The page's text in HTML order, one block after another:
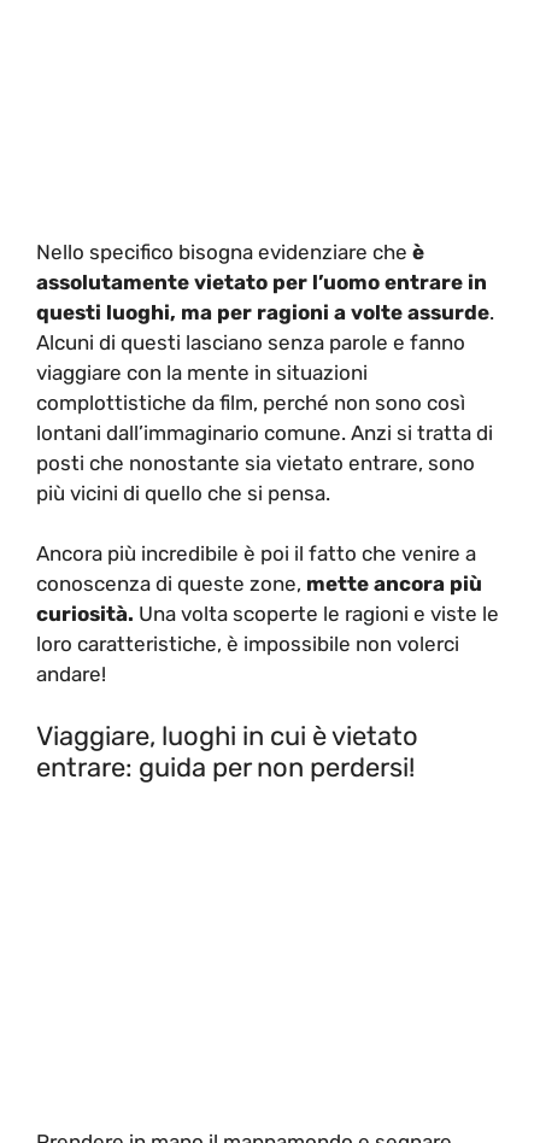
Nello specifico bisogna evidenziare che è
assolutamente vietato per l’uomo entrare in
questi luoghi, ma per ragioni a volte assurde.
Alcuni di questi lasciano senza parole e fanno
viaggiare con la mente in situazioni
complottistiche da film, perché non sono così
lontani dall’immaginario comune. Anzi si tratta di
posti che nonostante sia vietato entrare, sono
più vicini di quello che si pensa.
Ancora più incredibile è poi il fatto che venire a
conoscenza di queste zone, mette ancora più
curiosità. Una volta scoperte le ragioni e viste le
loro caratteristiche, è impossibile non volerci
andare!
Viaggiare, luoghi in cui è vietato
entrare: guida per non perdersi!